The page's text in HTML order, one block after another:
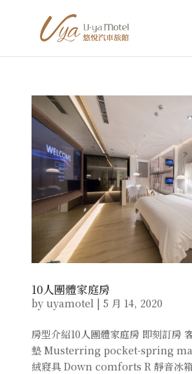
10人團體家庭房
by uyamotel | 5 月 14, 2020
房型介紹10人團體家庭房 即刻訂房
墊 Musterring pocket-spring
絨寢具 Down comforts R 靜音冰